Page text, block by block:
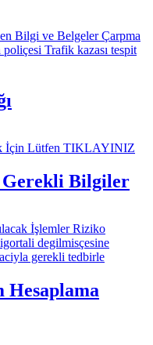
Bilgi ve Belgeler Çarpma
Trafik kazası tespit
İçin Lütfen TIKLAYINIZ
Gerekli Bilgiler
İşlemler Riziko
degilmisçesine
gerekli tedbirle